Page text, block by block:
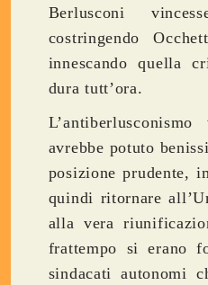
Berlusconi
costringendo
innescando quella
dura tutt’ora.
avrebbe potuto
posizione prudente,
quindi ritornare
alla vera
frattempo si erano
sindacati autonomi